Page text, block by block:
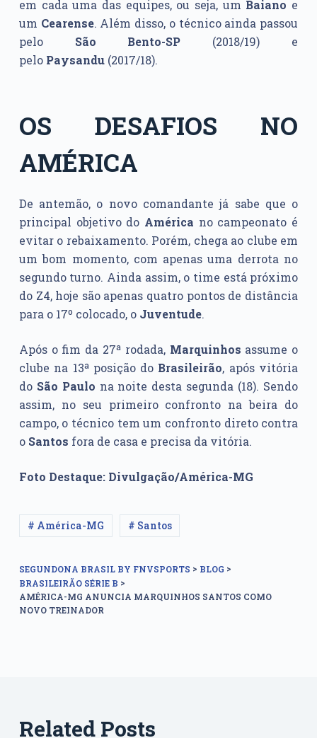
em cada uma das equipes, ou seja, um Baiano e
um Cearense. Além disso, o técnico ainda passou
pelo São Bento-SP (2018/19) e
pelo Paysandu (2017/18).
OS DESAFIOS NO
AMÉRICA
De antemão, o novo comandante já sabe que o
principal objetivo do América no campeonato é
evitar o rebaixamento. Porém, chega ao clube em
um bom momento, com apenas uma derrota no
segundo turno. Ainda assim, o time está próximo
do Z4, hoje são apenas quatro pontos de distância
para o 17º colocado, o Juventude.
Após o fim da 27ª rodada, Marquinhos assume o
clube na 13ª posição do Brasileirão, após vitória
do São Paulo na noite desta segunda (18). Sendo
assim, no seu primeiro confronto na beira do
campo, o técnico tem um confronto direto contra
o Santos fora de casa e precisa da vitória.
Foto Destaque: Divulgação/América-MG
# América-MG # Santos
SEGUNDONA BRASIL BY FNVSPORTS > BLOG >
BRASILEIRÃO SÉRIE B >
AMÉRICA-MG ANUNCIA MARQUINHOS SANTOS COMO
NOVO TREINADOR
Related Posts